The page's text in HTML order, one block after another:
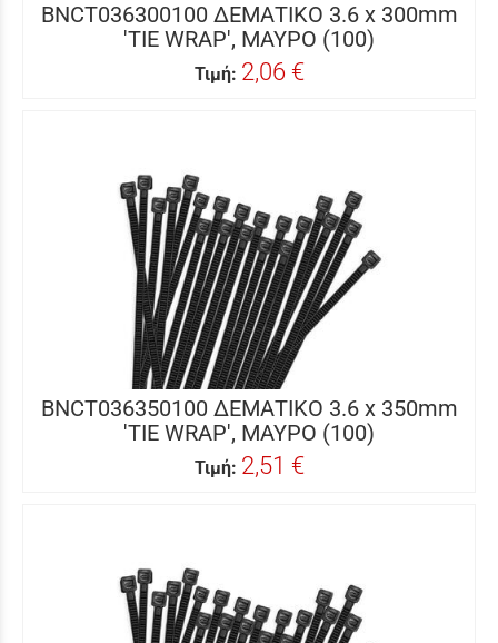
BNCT036300100 ΔΕΜΑΤΙΚΟ 3.6 x 300mm
'TIE WRAP', ΜΑΥΡΟ (100)
Τιμή: 2,06 €
BNCT036350100 ΔΕΜΑΤΙΚΟ 3.6 x 350mm
'TIE WRAP', ΜΑΥΡΟ (100)
Τιμή: 2,51 €